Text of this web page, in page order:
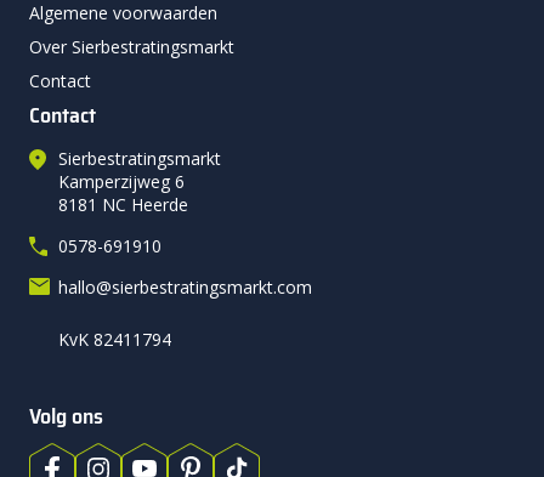
Algemene voorwaarden
Over Sierbestratingsmarkt
Contact
Contact
Sierbestratingsmarkt
Kamperzijweg 6
8181 NC Heerde
0578-691910
hallo@sierbestratingsmarkt.com
KvK 82411794
Volg ons